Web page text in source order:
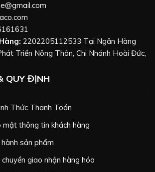
2202205112533 Tại Ngân Hàng
Triển Nông Thôn, Chi Nhánh Hoài Đức,
QUY ĐỊNH
Thức Thanh Toán
mật thông tin khách hàng
sản phẩm
giao nhận hàng hóa